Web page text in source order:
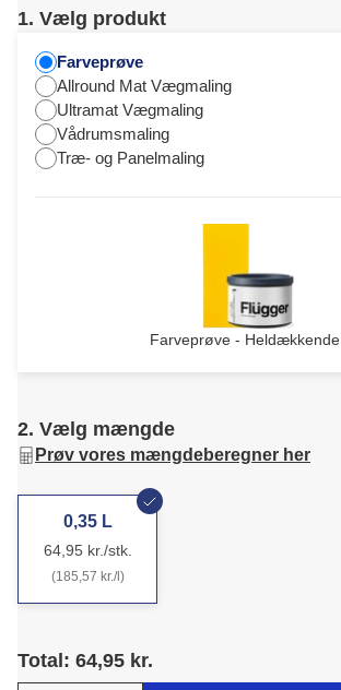
1. Vælg produkt
Farveprøve
Allround Mat Vægmaling
Ultramat Vægmaling
Vådrumsmaling
Træ- og Panelmaling
Farveprøve - Heldækkende
2. Vælg mængde
Prøv vores mængdeberegner her
0,35 L
64,95 kr./stk.
(185,57 kr./l)
Total: 64,95 kr.